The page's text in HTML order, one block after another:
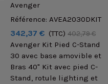
Avenger
Référence: AVEA2030DKIT
342,37 € (TTC) 402,79 €
Avenger Kit Pied C-Stand
30 avec base amovible et
Bras 40" Kit avec pied C-
Stand, rotule lighting et